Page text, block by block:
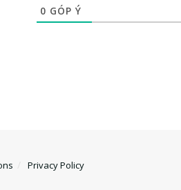
0 GÓP Ý
Privacy Policy